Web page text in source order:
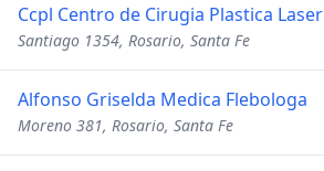
Ccpl Centro de Cirugia Plastica Laser
Santiago 1354, Rosario, Santa Fe
Alfonso Griselda Medica Flebologa
Moreno 381, Rosario, Santa Fe